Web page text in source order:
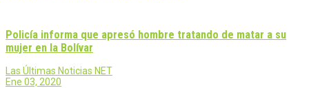
Policía informa que apresó hombre tratando de matar a su
mujer en la Bolívar
Las Últimas Noticias NET
Ene 03, 2020